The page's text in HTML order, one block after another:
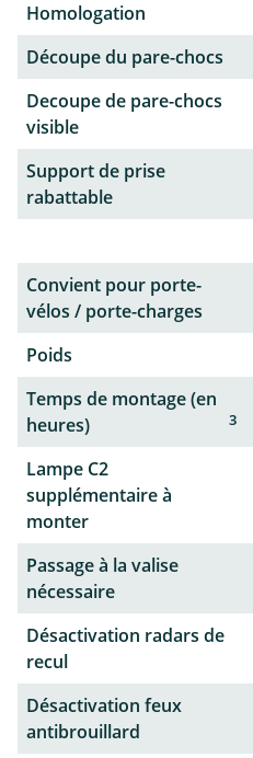
Homologation
Découpe du pare-chocs
Decoupe de pare-chocs
visible
Support de prise
rabattable
Convient pour porte-
vélos / porte-charges
Poids
Temps de montage (en
heures)
3
Lampe C2
supplémentaire à
monter
Passage à la valise
nécessaire
Désactivation radars de
recul
Désactivation feux
antibrouillard